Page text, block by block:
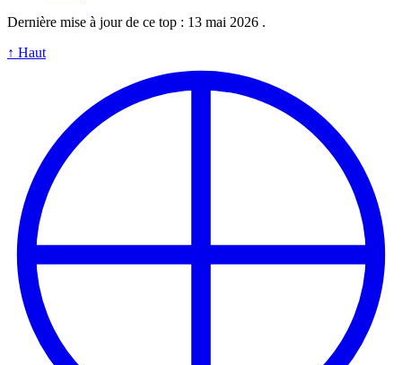
Dernière mise à jour de ce top : 13 mai 2026 .
↑ Haut